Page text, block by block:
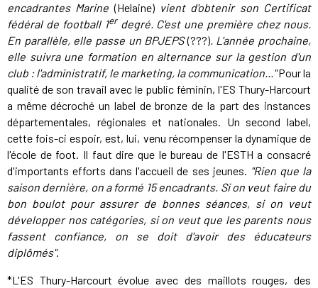
encadrantes Marine(Helaine)vient d'obtenir son Certificat
fédéral de football 1erdegré. C'est une première chez nous.
En parallèle, elle passe un BPJEPS(???). L'année prochaine,
elle suivra une formation en alternance sur la gestion d'un
club : l'administratif, le marketing, la communication..."Pour la
qualité de son travail avec le public féminin, l'ES Thury-Harcourt
a même décroché un label de bronze de la part des instances
départementales, régionales et nationales. Un second label,
cette fois-ci espoir, est, lui, venu récompenser la dynamique de
l'école de foot. Il faut dire que le bureau de l'ESTH a consacré
d'importants efforts dans l'accueil de ses jeunes. "Rien que la
saison dernière, on a formé 15 encadrants. Si on veut faire du
bon boulot pour assurer de bonnes séances, si on veut
développer nos catégories, si on veut que les parents nous
fassent confiance, on se doit d'avoir des éducateurs
diplômés".
*L'ES Thury-Harcourt évolue avec des maillots rouges, des